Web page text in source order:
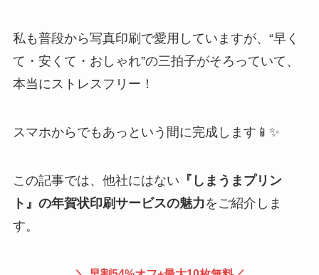
私も普段から写真印刷で愛用していますが、“早く
て・安くて・おしゃれ”の三拍子がそろっていて、
本当にストレスフリー！
スマホからでもあっという間に完成します📱✨
この記事では、他社にはない 『しまうまプリン
ト』の年賀状印刷サービスの魅力 をご紹介しま
す。